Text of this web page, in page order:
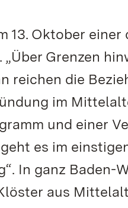
13. Oktober
„Über Grenzen
reichen die
im
und einer
es im
In ganz Baden-
aus